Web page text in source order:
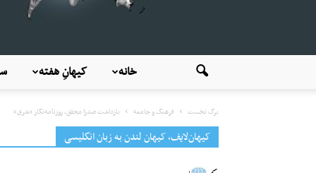
کیهانِ هفته خانه
برگ نخست فرهنگ و جامعه بازداشت صدرا محقق، روزنامه‌نگار «شرق»
کیهان‌لایف، کیهان لندن به زبان انگلیسی